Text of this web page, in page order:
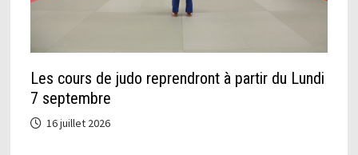
Les cours de judo reprendront à partir du Lundi
7 septembre
16 juillet 2026